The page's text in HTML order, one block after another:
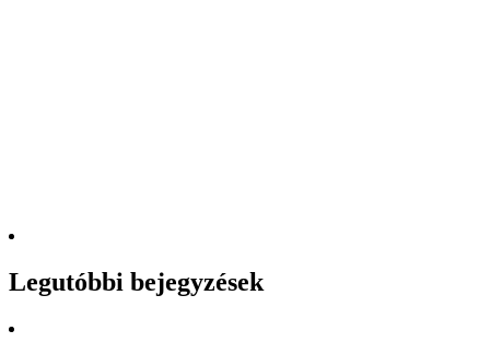
Legutóbbi bejegyzések